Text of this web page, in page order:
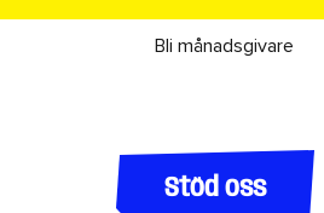
Bli månadsgivare
Stöd oss